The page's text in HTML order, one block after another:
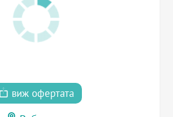
виж офертата